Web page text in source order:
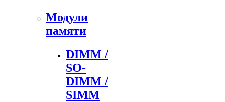
Модули
памяти
DIMM /
SO-
DIMM /
SIMM